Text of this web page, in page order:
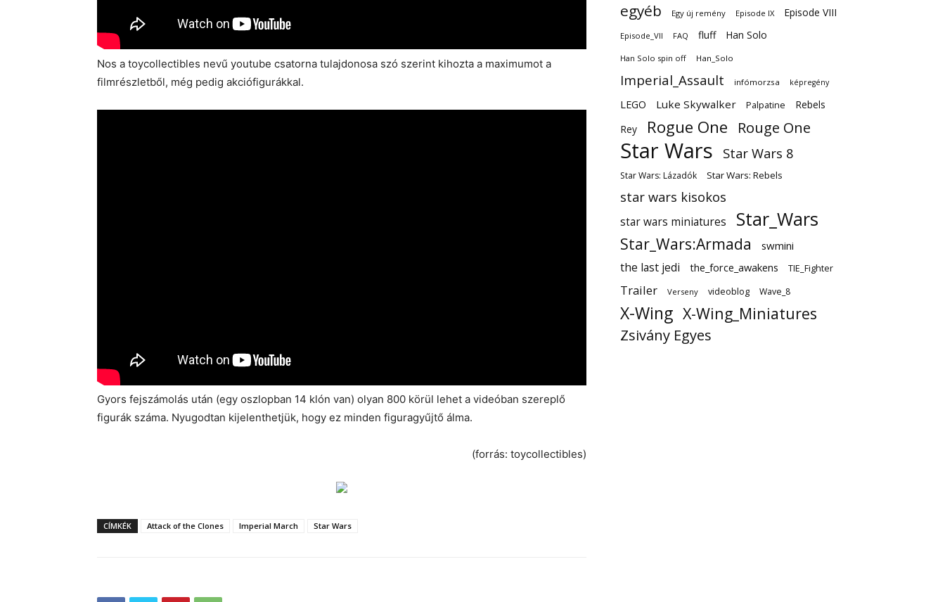
Nos a toycollectibles nevű youtube csatorna tulajdonosa szó szerint kihozta a maximumot a
filmrészletből, még pedig akciófigurákkal.
Gyors fejszámolás után (egy oszlopban 14 klón van) olyan 800 körül lehet a videóban szereplő
figurák száma. Nyugodtan kijelenthetjük, hogy ez minden figuragyűjtő álma.
(forrás: toycollectibles)
CÍMKÉK Attack of the Clones Imperial March Star Wars
egyéb Egy új remény Episode IX Episode VIII
Episode_VII FAQ fluff Han Solo
Han Solo spin off Han_Solo
Imperial_Assault infómorzsa képregény
LEGO Luke Skywalker Palpatine
Rebels
Rey
Rogue One Rouge One
Star Wars Star Wars 8
Star Wars: Lázadók Star Wars: Rebels
star wars kisokos
star wars miniatures Star_Wars
Star_Wars:Armada swmini
the last jedi the_force_awakens TIE_Fighter
Trailer Verseny videoblog Wave_8
X-Wing X-Wing_Miniatures
Zsivány Egyes